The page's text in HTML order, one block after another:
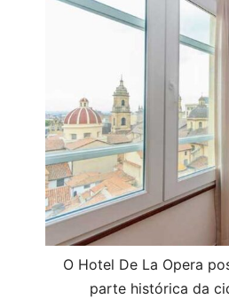
O Hotel De La Opera
parte histórica da